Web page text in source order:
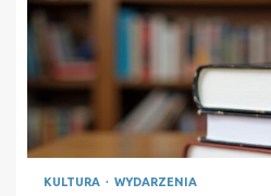
KULTURA WYDARZENIA